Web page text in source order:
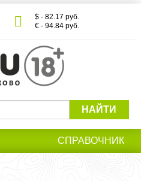
$ - 82.17 руб.
€ - 94.84 руб.
НАЙТИ
СПРАВОЧНИК